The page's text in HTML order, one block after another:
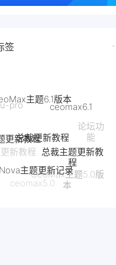
签
ceomax6.1
论坛功
能
新教程
总裁更新教程
总裁主题更新教
程
CeoMax主题5.0版
本
ceomax5.0
主题更新记录